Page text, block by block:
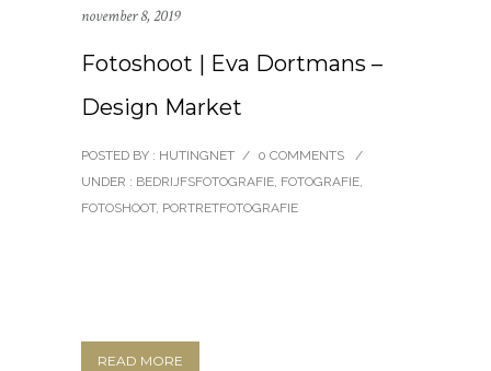
november 8, 2019
Fotoshoot | Eva Dortmans –
Design Market
POSTED BY : HUTINGNET / 0 COMMENTS
/
UNDER : BEDRIJFSFOTOGRAFIE, FOTOGRAFIE,
FOTOSHOOT, PORTRETFOTOGRAFIE
READ MORE